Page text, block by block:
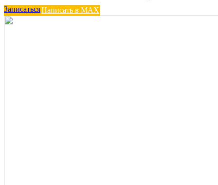
ЗаписатьсяНаписать в MAX